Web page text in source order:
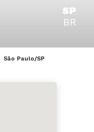
SP
BR
São Paulo/SP